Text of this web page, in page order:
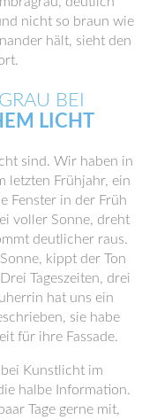
nicht so braun wie
hält, sieht den
BEI
LICHT
sind. Wir haben in
letzten Frühjahr, ein
Fenster in der Früh
voller Sonne, dreht
deutlicher raus.
kippt der Ton
Tageszeiten, drei
hat uns ein
sie habe
für ihre Fassade.
Kunstlicht im
halbe Information.
Tage gerne mit,